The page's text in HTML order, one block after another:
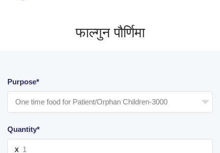
फाल्गुन पौर्णिमा
Purpose*
Quantity*
X